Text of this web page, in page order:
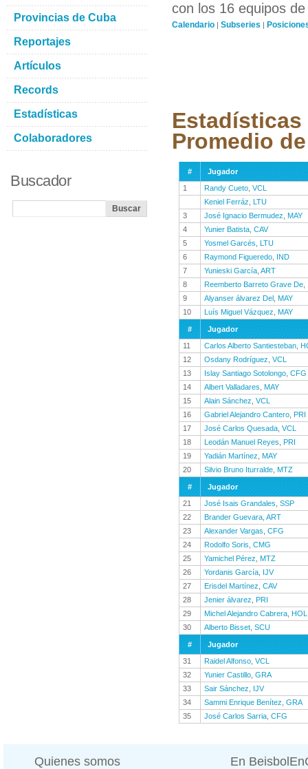
con los 16 equipos
Calendario | Subseries |
Promedio
#
Jugador
1
Randy Cueto VCL
Keniel Ferráz
LTU
3
José Ignacio Bermudez
MAY
4
Yunier Batista CAV
5
Yosmel Garcés
LTU
6
Raymond Figueredo IND
7
Yunieski García ART
8
Reemberto Barreto Grave De
9
Alyanser álvarez Del MAY
10
Luís Miguel Vázquez MAY
#
Jugador
11
Carlos Alberto Santiesteban
12
Osdany Rodríguez VCL
13
Islay Santiago Sotolongo CFG
14
Albert Valladares
MAY
15
Alain Sánchez VCL
16
Gabriel Alejandro Cantero PRI
17
José Carlos Quesada VCL
18
Leodán Manuel Reyes
PRI
19
Yadián Martínez
MAY
20
Silvio Bruno Iturralde MTZ
#
Jugador
21
José Isais Grandales SSP
22
Brander Guevara ART
23
Alexander Vargas CFG
24
Rodolfo Soris CMG
25
Yamichel Pérez
MTZ
26
Yordanis García IJV
27
Erisdel Martínez CAV
28
Jenier álvarez
PRI
29
Michel Alejandro Cabrera HOL
30
Alberto Bisset SCU
#
Jugador
31
Raidel Alfonso VCL
32
Yunier Castillo GRA
33
Sair Sánchez
IJV
34
Sammi Enrique Benítez GRA
35
José Carlos Sarria CFG
Provincias de Cuba
Reportajes
Artículos
Records
Estadísticas
Colaboradores
Buscador
Quienes somos En